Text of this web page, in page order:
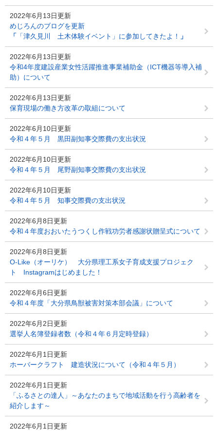
2022年6月13日更新
めじろんのブログを更新
「 「津久見川 土木体験イベント」に参加してきたよ！ 」
2022年6月13日更新
令和4年度建設産業女性活躍推進事業補助金（ICT機器等導入補
助）について
2022年6月13日更新
保育現場の働き方改革の取組について
2022年6月10日更新
令和４年５月 黒田副知事交際費の支出状況
2022年6月10日更新
令和４年５月 尾野副知事交際費の支出状況
2022年6月10日更新
令和４年５月 知事交際費の支出状況
2022年6月8日更新
令和４年度おおいたうつくし作戦功労者感謝状贈呈式について
2022年6月8日更新
O-Like（オーリケ） 大分県理工系女子育成支援プロジェク
ト Instagramはじめました！
2022年6月6日更新
令和４年度「大分県鳥獣被害対策本部会議」について
2022年6月2日更新
選挙人名簿登録者数（令和４年６月定時登録）
2022年6月1日更新
ホーバークラフト 建造状況について（令和４年５月）
2022年6月1日更新
「ふるさとの達人」～あなたのまちで地域活動を行う高齢者を
紹介します～
2022年6月1日更新